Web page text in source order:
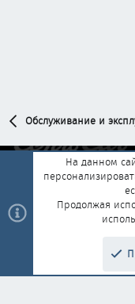
Обслуживание и
Обратная связь
Политика
add-ons by ThemeHouse
На данном
Продолжая